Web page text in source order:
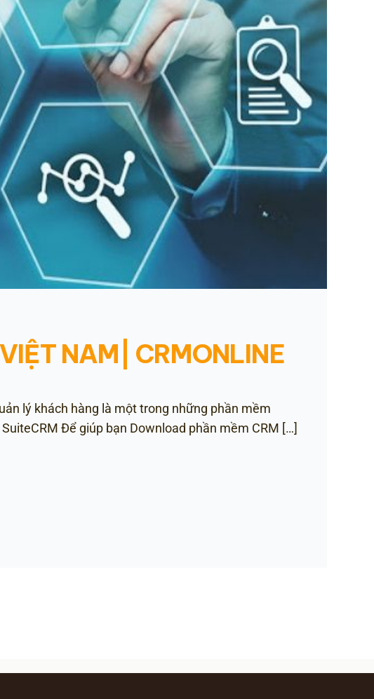
NAM| CRMONLINE
lý khách hàng là một trong những phần mềm
Để giúp bạn Download phần mềm CRM […]